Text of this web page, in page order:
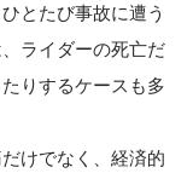
とたび事故に遭う
ライダーの死亡だ
りするケースも多
けでなく、経済的